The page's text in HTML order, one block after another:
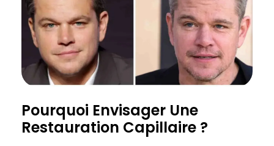
Pourquoi Envisager Une
Restauration Capillaire ?